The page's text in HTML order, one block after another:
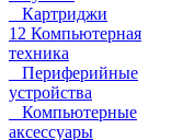
Картриджи
12 Компьютерная
техника
Периферийные
устройства
Компьютерные
аксессуары